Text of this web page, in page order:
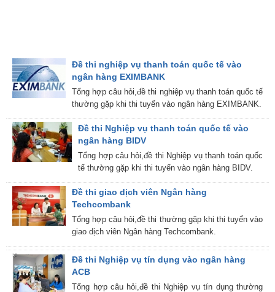
Đề thi nghiệp vụ thanh toán quốc tế vào
ngân hàng EXIMBANK
Tổng hợp câu hỏi,đề thi nghiệp vụ thanh toán quốc tế
thường gặp khi thi tuyển vào ngân hàng EXIMBANK.
Đề thi Nghiệp vụ thanh toán quốc tế vào
ngân hàng BIDV
Tổng hợp câu hỏi,đề thi Nghiệp vụ thanh toán quốc
tế thường gặp khi thi tuyển vào ngân hàng BIDV.
Đề thi giao dịch viên Ngân hàng
Techcombank
Tổng hợp câu hỏi,đề thi thường gặp khi thi tuyển vào
giao dịch viên Ngân hàng Techcombank.
Đề thi Nghiệp vụ tín dụng vào ngân hàng
ACB
Tổng hợp câu hỏi,đề thi Nghiệp vụ tín dụng thường